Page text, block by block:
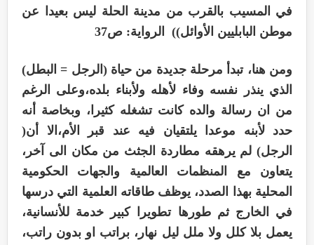
في المسيب بالقرب من مدينة الحلة ليس بعيدا عن
موطن البابليين الأوائل)) الرواية: ص37
ومن هنا، تبدأ مرحلة جديدة من حياة (الرجل = البطل)
الذي ينذر نفسه وفاء لأهله ولأبناء بلده،وعلى الرغم
من ان رسالة والده كانت تشغله كثيرا، وبخاصة أنه
حدد لأبنه موعدا يلتقيان فيه عند قبر الأم،الا أن(
الرجل) لم يرهقه مطاردة الجثث من مكان الى آخر،
يتعاون مع المنظمات العالمية والجهات الحكومية
المحلية بهذا الصدد، يوظف طاقاته العلمية التي درسها
في الخارج ثم طورها تطويرا كبير خدمة للأنسانية،
يعمل بلا كلل ولا ملل ليل نهار، براتب او بدون راتب،